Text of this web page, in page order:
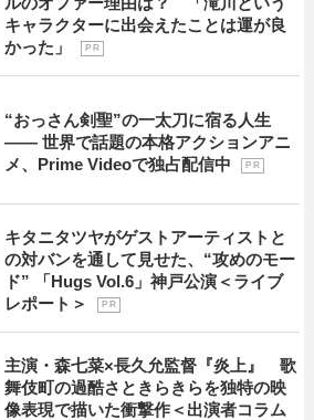
キャラクターに出会えたことは運が良
かった」
P R
“おっさん剣聖”の一太刀に宿る人生
―― 世界で話題の本格アクションアニ
メ、Prime Videoで独占配信中
P R
キタニタツヤがゲストアーティストと
の対バンを通して見せた、“攻めのモー
ド” 「Hugs Vol.6」神戸公演＜ライブ
レポート＞
P R
主演・森七菜×長久允監督『炎上』 歌
舞伎町の過酷さときらきらを独特の映
像表現で描いた衝撃作＜出演者コラム